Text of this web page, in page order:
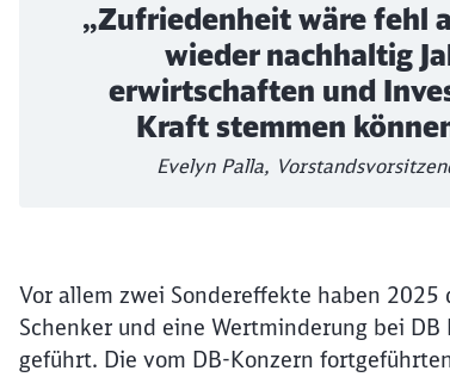
„Zufriedenheit wäre fehl
wieder nachhaltig
erwirtschaften und
Kraft stemmen
Evelyn Palla,
Vor allem zwei Sondereffekte haben 2025
Schenker und eine Wertminderung bei
geführt. Die vom DB-Konzern